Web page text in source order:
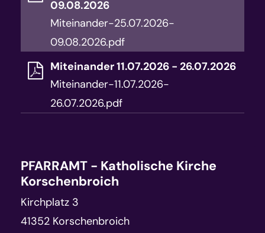
09.08.2026
Miteinander-25.07.2026-
09.08.2026.pdf
Miteinander 11.07.2026 - 26.07.2026
Miteinander-11.07.2026-
26.07.2026.pdf
PFARRAMT - Katholische Kirche
Korschenbroich
Kirchplatz 3
41352 Korschenbroich